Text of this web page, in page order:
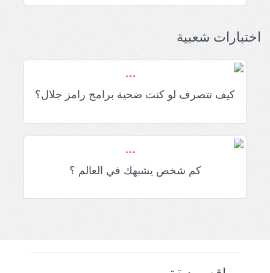
اختبارات شعبية
كيف تتصرف لو كنت ضحية برامج رامز جلال؟
كم شخص يشبهك في العالم ؟